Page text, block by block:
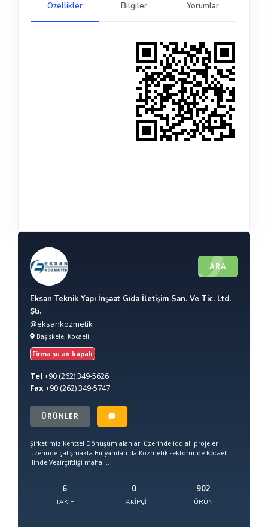
Özellikler
Bilgiler
Yorumlar
ARA
Eksan Teknik Yapı İnşaat Gıda İletişim San. Ve Tic. Ltd.
Şti.
@eksankozmetik
Başiskele, Kocaeli
Firma şu an kapalı
Tel +90(262) 349-5626
Fax+90(262) 349-5747
ÜRÜNLER
Şirketimiz Kentsel Dönüşüm alanları üzerinde iddialı projeler
üzerinde çalışmakta Bir yandan da Kozmetik sektöründe Kocaeli
ilinde Vezirçiftliği mahal...
6
TAKIP
0
TAKIPÇI
902
ÜRÜN